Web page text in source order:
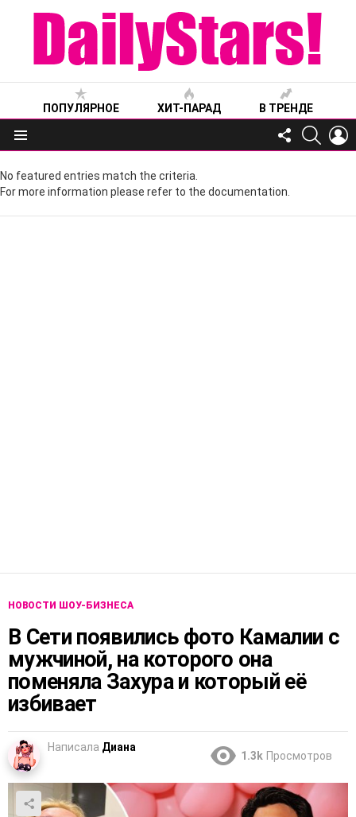
ПОПУЛЯРНОЕ ХИТ-ПАРАД В ТРЕНДЕ
Меню
FOLLOW
US
No featured entries match the criteria.
For more information please refer to the documentation.
НОВОСТИ ШОУ-БИЗНЕСА
В Сети появились фото Камалии с
мужчиной, на которого она
поменяла Захура и который её
избивает
Написала Диана
1.3k Просмотров